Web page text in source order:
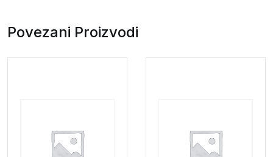
Povezani Proizvodi